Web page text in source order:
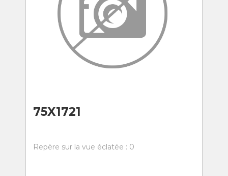
75X1721
Repère sur la vue éclatée : 0